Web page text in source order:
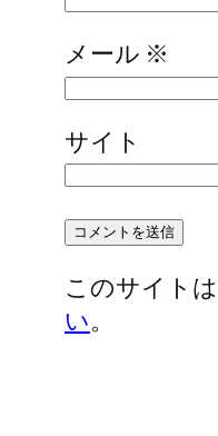
メール ※
サイト
このサイト
い。